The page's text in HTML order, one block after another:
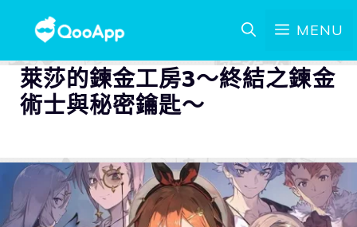
MENU
萊莎的鍊金工房3～終結之鍊金
術士與秘密鑰匙～